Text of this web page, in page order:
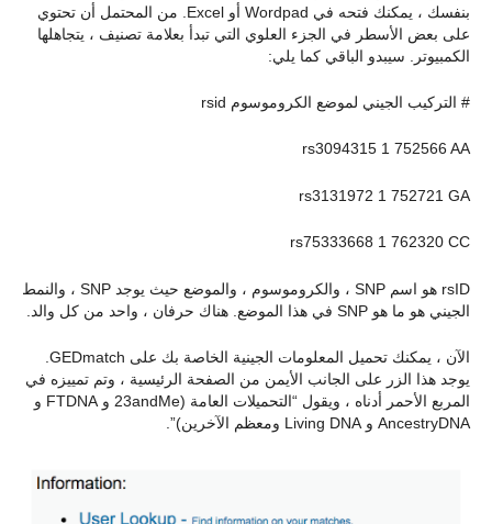
بنفسك ، يمكنك فتحه في Wordpad أو Excel. من المحتمل أن تحتوي
على بعض الأسطر في الجزء العلوي التي تبدأ بعلامة تصنيف ، يتجاهلها
الكمبيوتر. سيبدو الباقي كما يلي:
# التركيب الجيني لموضع الكروموسوم rsid
rs3094315 1 752566 AA
rs3131972 1 752721 GA
rs75333668 1 762320 CC
rsID هو اسم SNP ، والكروموسوم ، والموضع حيث يوجد SNP ، والنمط
الجيني هو ما هو SNP في هذا الموضع. هناك حرفان ، واحد من كل والد.
يوجد هذا الزر على الجانب الأيمن من الصفحة الرئيسية ، وتم تمييزه في
المربع الأحمر أدناه ، ويقول “التحميلات العامة (23andMe و FTDNA و
AncestryDNA و Living DNA ومعظم الآخرين)”.